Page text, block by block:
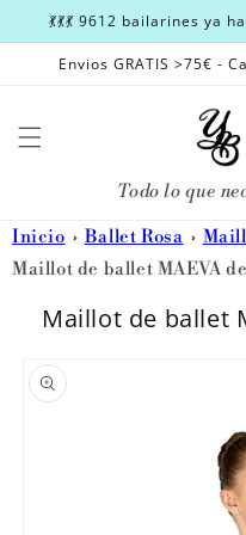
directamente
al contenido
💃💃💃 9612 bailarines ya
Envios GRATIS >75€ -
Todo lo que
Inicio
Ballet Rosa
Maillot de ballet MAEVA
Maillot de ballet
a la
información